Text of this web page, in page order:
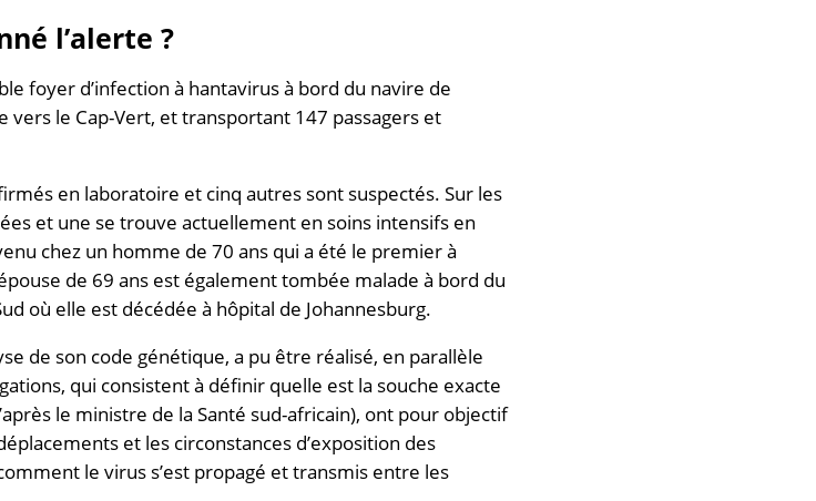
l’alerte ?
foyer d’infection à hantavirus à bord du navire de
vers le Cap-Vert, et transportant 147 passagers et
en laboratoire et cinq autres sont suspectés. Sur les
et une se trouve actuellement en soins intensifs en
chez un homme de 70 ans qui a été le premier à
de 69 ans est également tombée malade à bord du
où elle est décédée à hôpital de Johannesburg.
de son code génétique, a pu être réalisé, en parallèle
qui consistent à définir quelle est la souche exacte
le ministre de la Santé sud-africain), ont pour objectif
et les circonstances d’exposition des
le virus s’est propagé et transmis entre les